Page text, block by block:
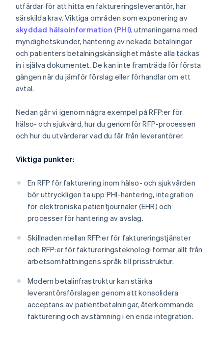
utfärdar för att hitta en faktureringsleverantör, har
särskilda krav. Viktiga områden som exponering av
skyddad hälsoinformation (PHI), utmaningarna med
myndighetskunder, hantering av nekade betalningar
och patienters betalningskänslighet måste alla täckas
in i själva dokumentet. De kan inte framträda för första
gången när du jämför förslag eller förhandlar om ett
avtal.
Nedan går vi igenom några exempel på RFP:er för
hälso- och sjukvård, hur du genomför RFP-processen
och hur du utvärderar vad du får från leverantörer.
Viktiga punkter:
En RFP för fakturering inom hälso- och sjukvården
bör uttryckligen ta upp PHI-hantering, integration
för elektroniska patientjournaler (EHR) och
processer för hantering av avslag.
Skillnaden mellan RFP:er för faktureringstjänster
och RFP:er för faktureringsteknologi formar allt från
arbetsomfattningens språk till prisstruktur.
Modern betalinfrastruktur kan stärka
leverantörsförslagen genom att konsolidera
acceptans av patientbetalningar, återkommande
fakturering och avstämning i en enda integration.